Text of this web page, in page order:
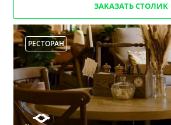
ЗАКАЗАТЬ СТОЛИК
РЕСТОРАН